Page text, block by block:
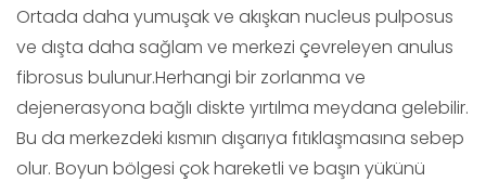
Ortada daha yumuşak ve akışkan nucleus pulposus
ve dışta daha sağlam ve merkezi çevreleyen anulus
fibrosus bulunur.Herhangi bir zorlanma ve
dejenerasyona bağlı diskte yırtılma meydana gelebilir.
Bu da merkezdeki kısmın dışarıya fıtıklaşmasına sebep
olur. Boyun bölgesi çok hareketli ve başın yükünü